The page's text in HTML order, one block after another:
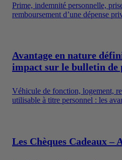
Prime, indemnité personnelle,
remboursement d’une dépense
autant, toutes les sommes
rémunération, les avantages en
et les dispositifs sociaux dont
Avantage en nature
impact sur le bulletin de
Véhicule de fonction, logement,
utilisable à titre personnel : les
également un moyen pour
en argent.
Les Chèques Cadeaux –